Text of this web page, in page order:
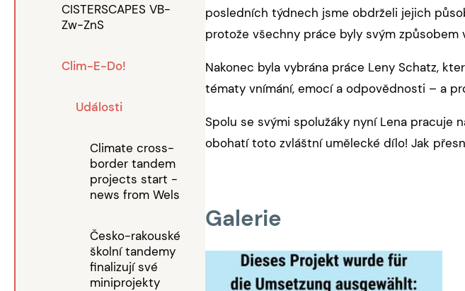
CISTERSCAPES VB-
Zw-ZnS
Clim-E-Do!
Události
Climate cross-
border tandem
projects start -
news from Wels
Česko-rakouské
školní tandemy
finalizují své
miniprojekty
posledních týdnech jsme obdrželi jejich
protože všechny práce byly svým způsobem
Nakonec byla vybrána práce Leny Schatz,
tématy vnímání, emocí a odpovědnosti – a
Spolu se svými spolužáky nyní Lena pracuje
obohatí toto zvláštní umělecké dílo! Jak
Galerie